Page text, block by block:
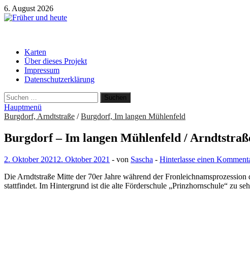
Zum
Inhalt
6. August 2026
Karten
Über dieses Projekt
Impressum
Datenschutzerklärung
Suchen
nach:
Hauptmenü
Burgdorf, Arndtstraße /Burgdorf, Im langen Mühlenfeld
Burgdorf – Im langen Mühlenfeld /
2. Oktober 2021 2. Oktober 2021 - von Sascha - Hinterlasse einen
Die Arndtstraße Mitte der 70er Jahre während der
stattfindet. Im Hintergrund ist die alte Förderschule „Prinzhornschule“ zu